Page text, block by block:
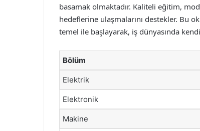
basamak olmaktadır. Kaliteli eğitim,
hedeflerine ulaşmalarını destekler. Bu
temel ile başlayarak, iş dünyasında
Bölüm
Elektrik
Elektronik
Makine